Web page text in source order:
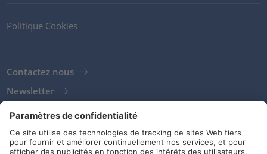
Politique Cookies
Contactez nous
Newsletter
Clients